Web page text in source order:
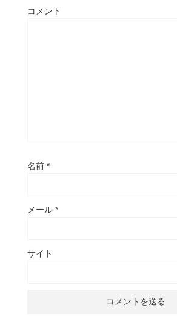
コメント
名前 *
メール *
サイト